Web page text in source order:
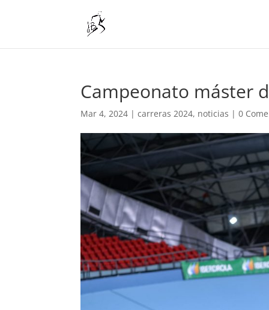
Campeonato máster
Mar 4, 2024 |carreras 2024, noticias |0